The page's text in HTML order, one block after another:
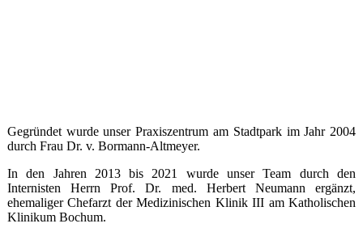
Gegründet wurde unser Praxiszentrum am Stadtpark im Jahr 2004
durch Frau Dr. v. Bormann-Altmeyer.
In den Jahren 2013 bis 2021 wurde unser Team durch den
Internisten Herrn Prof. Dr. med. Herbert Neumann ergänzt,
ehemaliger Chefarzt der Medizinischen Klinik III am Katholischen
Klinikum Bochum.